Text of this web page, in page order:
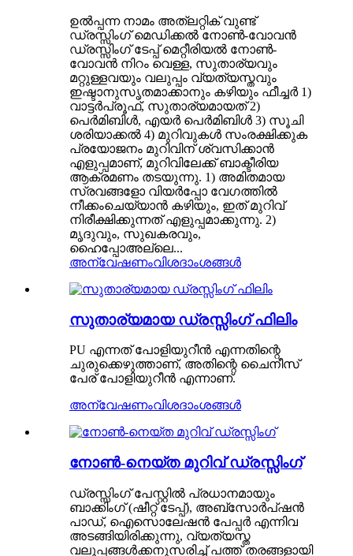
ഉൽപ്പന്ന നാമം അത്‌ലറ്റിക് വുണ്ട്
ഡ്രസ്സിംഗ് മെഡിക്കൽ നോൺ-വോവൻ
ഡ്രസ്സിംഗ് ടേപ്പ് മെറ്റീരിയൽ നോൺ-
വോവൻ നിറം വെള്ള, സുതാര്യവും
മറ്റുള്ളവയും വലുപ്പം വ്യത്യസ്തവും
ഇഷ്ടാനുസൃതമാക്കാനും കഴിയും ഫീച്ചർ 1)
വാട്ടർപ്രൂഫ്, സുതാര്യമായത് 2)
പെർമിബിൾ, എയർ പെർമിബിൾ 3) സൂചി
ശരിയാക്കൽ 4) മുറിവുകൾ സംരക്ഷിക്കുക
പ്രയോജനം മുറിവിന് ശ്വസിക്കാൻ
എളുപ്പമാണ്, മുറിവിലേക്ക് ബാക്ടീരിയ
ആക്രമണം തടയുന്നു. 1) അമിതമായ
സ്രവങ്ങളോ വിയർപ്പോ വേഗത്തിൽ
നീക്കംചെയ്യാൻ കഴിയും, ഇത് മുറിവ്
നിരീക്ഷിക്കുന്നത് എളുപ്പമാക്കുന്നു. 2)
മൃദുവും, സുഖകരവും,
ഹൈപ്പോഅല്ലെ...
അന്വേഷണംവിശദാംശങ്ങൾ
സുതാര്യമായ ഡ്രസ്സിംഗ് ഫിലിം
PU എന്നത് പോളിയുറീൻ എന്നതിന്റെ
ചുരുക്കെഴുത്താണ്, അതിന്റെ ചൈനീസ്
പേര് പോളിയുറീൻ എന്നാണ്.
അന്വേഷണംവിശദാംശങ്ങൾ
നോൺ-നെയ്ത മുറിവ് ഡ്രസ്സിംഗ്
ഡ്രസ്സിംഗ് പേസ്റ്റിൽ പ്രധാനമായും
ബാക്കിംഗ് (ഷീറ്റ് ടേപ്പ്), അബ്സോർപ്ഷൻ
പാഡ്, ഐസൊലേഷൻ പേപ്പർ എന്നിവ
അടങ്ങിയിരിക്കുന്നു, വ്യത്യസ്ത
വലുപ്പങ്ങൾക്കനുസരിച്ച് പത്ത് തരങ്ങളായി